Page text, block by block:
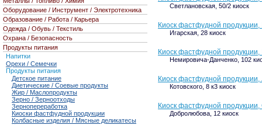
Светлановская, 50/2 киоск
Киоск фастфудной
Игарская, 28 киоск
Киоск фастфудной продукции,
Немировича-Данченко, 102
Киоск фастфудной
Котовского, 8 к3 киоск
Киоск фастфудной продукции,
Добролюбова, 12 киоск
Оборудование / Инструмент / Электротехника
Образование / Работа / Карьера
Одежда / Обувь / Текстиль
Охрана / Безопасность
Продукты питания
Напитки
Орехи / Семечки
Продукты питания
Детское питание
Диетические / Соевые продукты
Жир / Маслопродукты
Зерно / Зерноотходы
Зернопереработка
Киоски фастфудной продукции
Колбасные изделия / Мясные деликатесы